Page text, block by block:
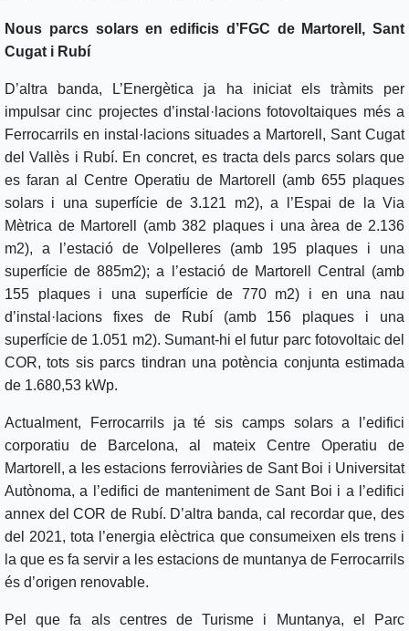
Nous parcs solars en edificis d’FGC de Martorell, Sant
Cugat i Rubí
D’altra banda, L’Energètica ja ha iniciat els tràmits per
impulsar cinc projectes d’instal·lacions fotovoltaiques més a
Ferrocarrils en instal·lacions situades a Martorell, Sant Cugat
del Vallès i Rubí. En concret, es tracta dels parcs solars que
es faran al Centre Operatiu de Martorell (amb 655 plaques
solars i una superfície de 3.121 m2), a l’Espai de la Via
Mètrica de Martorell (amb 382 plaques i una àrea de 2.136
m2), a l’estació de Volpelleres (amb 195 plaques i una
superfície de 885m2); a l’estació de Martorell Central (amb
155 plaques i una superfície de 770 m2) i en una nau
d’instal·lacions fixes de Rubí (amb 156 plaques i una
superfície de 1.051 m2). Sumant-hi el futur parc fotovoltaic del
COR, tots sis parcs tindran una potència conjunta estimada
de 1.680,53 kWp.
Actualment, Ferrocarrils ja té sis camps solars a l’edifici
corporatiu de Barcelona, al mateix Centre Operatiu de
Martorell, a les estacions ferroviàries de Sant Boi i Universitat
Autònoma, a l’edifici de manteniment de Sant Boi i a l’edifici
annex del COR de Rubí. D’altra banda, cal recordar que, des
del 2021, tota l’energia elèctrica que consumeixen els trens i
la que es fa servir a les estacions de muntanya de Ferrocarrils
és d’origen renovable.
Pel que fa als centres de Turisme i Muntanya, el Parc